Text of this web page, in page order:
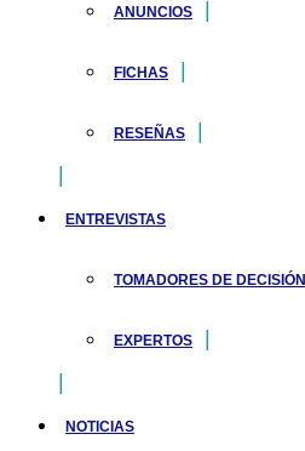
ANUNCIOS
FICHAS
RESEÑAS
ENTREVISTAS
TOMADORES DE DECISIÓN
EXPERTOS
NOTICIAS